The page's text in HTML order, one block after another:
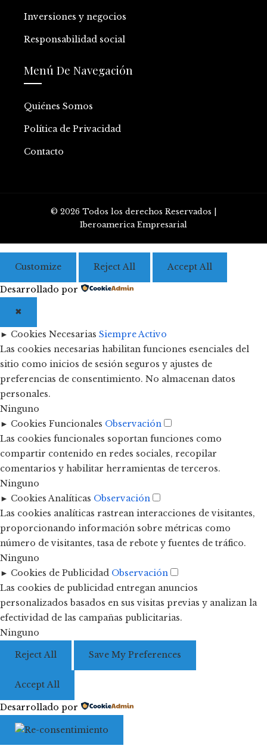
Inversiones y negocios
Responsabilidad social
Menú De Navegación
Quiénes Somos
Política de Privacidad
Contacto
© 2026 Todos los derechos Reservados |
Iberoamerica Empresarial
Customize Reject All Accept All
Desarrollado por
✖
► Cookies Necesarias Siempre Activo
Las cookies necesarias habilitan funciones esenciales del
sitio como inicios de sesión seguros y ajustes de
preferencias de consentimiento. No almacenan datos
personales.
Ninguno
► Cookies Funcionales Observación
Las cookies funcionales soportan funciones como
compartir contenido en redes sociales, recopilar
comentarios y habilitar herramientas de terceros.
Ninguno
► Cookies Analíticas Observación
Las cookies analíticas rastrean interacciones de visitantes,
proporcionando información sobre métricas como
número de visitantes, tasa de rebote y fuentes de tráfico.
Ninguno
► Cookies de Publicidad Observación
Las cookies de publicidad entregan anuncios
personalizados basados en sus visitas previas y analizan la
efectividad de las campañas publicitarias.
Ninguno
Reject All Save My Preferences
Accept All
Desarrollado por